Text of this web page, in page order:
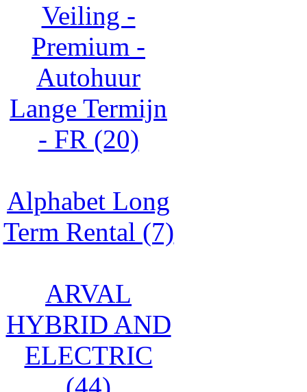
Veiling -
Premium -
Autohuur
Lange Termijn
- FR (20)
Alphabet Long
Term Rental (7)
ARVAL
HYBRID AND
ELECTRIC